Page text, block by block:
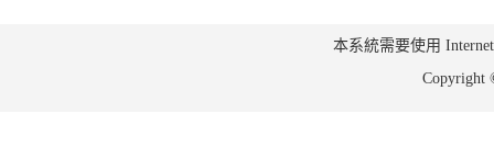
本系統需要使用
Copyright